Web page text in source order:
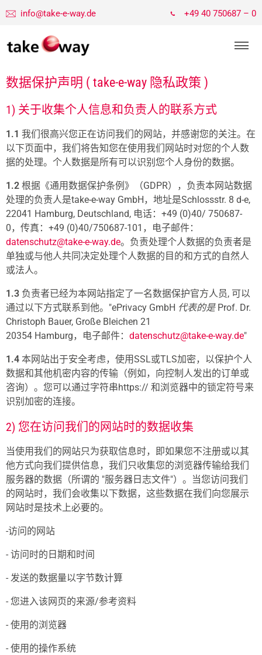
info@take-e-way.de +49 40 750687 – 0
数据保护声明 ( take-e-way 隐私政策 )
1) 关于收集个人信息和负责人的联系方式
1.1 我们很高兴您正在访问我们的网站，并感谢您的关注。在
以下页面中，我们将告知您在使用我们网站时对您的个人数
据的处理。个人数据是所有可以识别您个人身份的数据。
1.2 根据《通用数据保护条例》（GDPR），负责本网站数据
处理的负责人是take-e-way GmbH，地址是Schlossstr. 8 d-e,
22041 Hamburg, Deutschland, 电话：+49 (0)40/ 750687-
0，传真：+49 (0)40/750687-101，电子邮件：
datenschutz@take-e-way.de。负责处理个人数据的负责者是
单独或与他人共同决定处理个人数据的目的和方式的自然人
或法人。
1.3 负责者已经为本网站指定了一名数据保护官方人员, 可以
通过以下方式联系到他。"ePrivacy GmbH 代表的是 Prof. Dr.
Christoph Bauer, Große Bleichen 21
20354 Hamburg，电子邮件： datenschutz@take-e-way.de"
1.4 本网站出于安全考虑，使用SSL或TLS加密，以保护个人
数据和其他机密内容的传输（例如，向控制人发出的订单或
咨询）。您可以通过字符串https:// 和浏览器中的锁定符号来
识别加密的连接。
2) 您在访问我们的网站时的数据收集
当使用我们的网站只为获取信息时，即如果您不注册或以其
他方式向我们提供信息，我们只收集您的浏览器传输给我们
服务器的数据（所谓的 "服务器日志文件"）。当您访问我们
的网站时，我们会收集以下数据，这些数据在我们向您展示
网站时是技术上必要的。
-访问的网站
- 访问时的日期和时间
- 发送的数据量以字节数计算
- 您进入该网页的来源/参考资料
- 使用的浏览器
- 使用的操作系统